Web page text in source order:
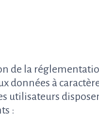
de la
données à
utilisateurs
: